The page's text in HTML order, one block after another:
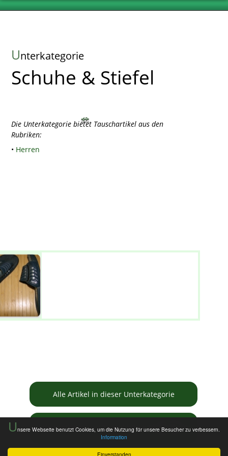
Einverstanden
Unsere Webseite benutzt Cookies, um die Nutzung für unsere Besucher zu verbessern.
Information
Unterkategorie
Schuhe & Stiefel
Die Unterkategorie bietet Tauschartikel aus den
Rubriken:
• Herren
Alle Artikel in dieser Unterkategorie
Informationen zur Tauschbörse